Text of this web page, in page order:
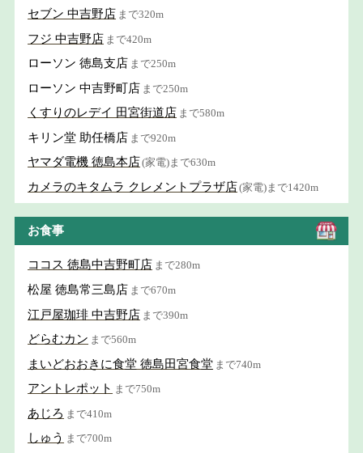
セブン 中吉野店 まで320m
フジ 中吉野店 まで420m
ローソン 徳島支店 まで250m
ローソン 中吉野町店 まで250m
くすりのレデイ 田宮街道店 まで580m
キリン堂 助任橋店 まで920m
ヤマダ電機 徳島本店(家電)まで630m
カメラのキタムラ クレメントプラザ店(家電)まで1420m
お食事
ココス 徳島中吉野町店 まで280m
松屋 徳島常三島店 まで670m
江戸屋珈琲 中吉野店 まで390m
どらむカン まで560m
まいどおおきに食堂 徳島田宮食堂 まで740m
アントレポット まで750m
あじろ まで410m
しゅう まで700m